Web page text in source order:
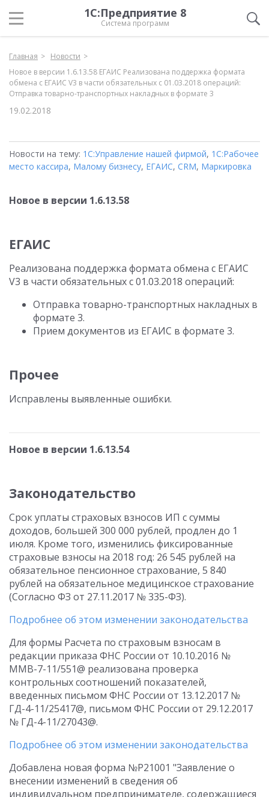
1С:Предприятие 8
Система программ
Главная
Новости
Новое в версии 1.6.13.58 ЕГАИС Реализована поддержка формата
обмена с ЕГАИС V3 в части обязательных с 01.03.2018 операций:
Отправка товарно-транспортных накладных в формате 3
19.02.2018
Новости на тему: 1С:Управление нашей фирмой, 1С:Рабочее
место кассира, Малому бизнесу, ЕГАИС, CRM, Маркировка
Новое в версии 1.6.13.58
ЕГАИС
Реализована поддержка формата обмена с ЕГАИС
V3 в части обязательных с 01.03.2018 операций:
Отправка товарно-транспортных накладных в
формате 3.
Прием документов из ЕГАИС в формате 3.
Прочее
Исправлены выявленные ошибки.
Новое в версии 1.6.13.54
Законодательство
Срок уплаты страховых взносов ИП с суммы
доходов, большей 300 000 рублей, продлен до 1
июля. Кроме того, изменились фиксированные
страховые взносы на 2018 год: 26 545 рублей на
обязательное пенсионное страхование, 5 840
рублей на обязательное медицинское страхование
(Согласно ФЗ от 27.11.2017 № 335-ФЗ).
Подробнее об этом изменении законодательства
Для формы Расчета по страховым взносам в
редакции приказа ФНС России от 10.10.2016 №
ММВ-7-11/551@ реализована проверка
контрольных соотношений показателей,
введенных письмом ФНС России от 13.12.2017 №
ГД-4-11/25417@, письмом ФНС России от 29.12.2017
№ ГД-4-11/27043@.
Подробнее об этом изменении законодательства
Добавлена новая форма №Р21001 "Заявление о
внесении изменений в сведения об
индивидуальном предпринимателе, содержащиеся